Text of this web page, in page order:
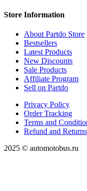
Store Information
About Partdo Store
Bestsellers
Latest Products
New Discounts
Sale Products
Affiliate Program
Sell on Partdo
Privacy Policy
Order Tracking
Terms and
Refund and
2025 © automotobus.ru